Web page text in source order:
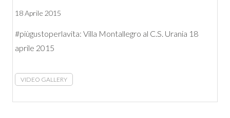
18 Aprile 2015
#piùgustoperlavita: Villa Montallegro al C.S. Urania 18
aprile 2015
VIDEO GALLERY